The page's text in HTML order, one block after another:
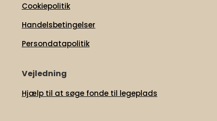
Cookiepolitik
Handelsbetingelser
Persondatapolitik
Vejledning
Hjælp til at søge fonde til legeplads